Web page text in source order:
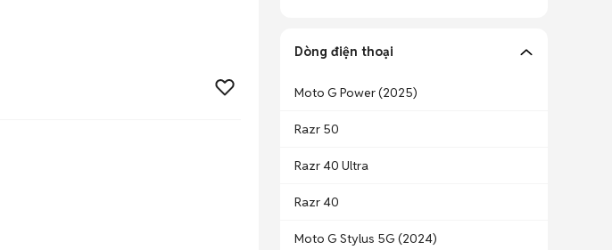
Dòng điện thoại
Moto G Power (2025)
Razr 50
Razr 40 Ultra
Razr 40
Moto G Stylus 5G (2024)